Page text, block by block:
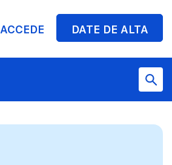
ACCEDE DATE DE ALTA